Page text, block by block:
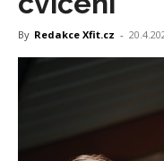
By Redakce Xfit.cz -